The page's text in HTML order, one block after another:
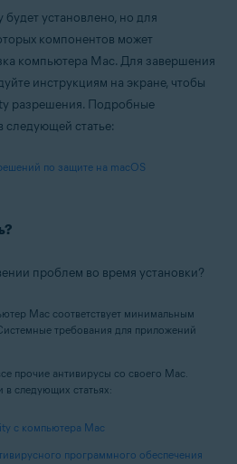
установлено, но для
компонентов может
компьютера Mac. Для завершения
инструкциям на экране, чтобы
разрешения. Подробные
следующей статье:
по защите на macOS
проблем во время установки?
Mac соответствует минимальным
требования для приложений
прочие антивирусы со своего Mac.
следующих статьях:
с компьютера Mac
программного обеспечения